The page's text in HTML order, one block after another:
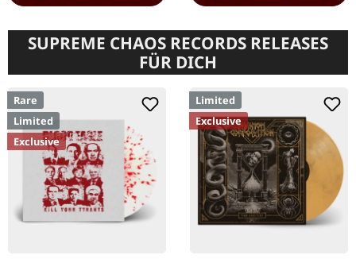
SUPREME CHAOS RECORDS RELEASES
FÜR DICH
Rare
Limited
Exclusive
Limited
Exclusive